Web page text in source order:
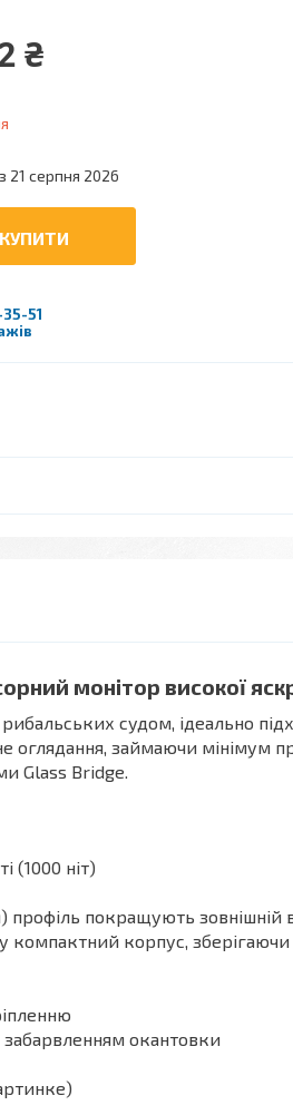
₴
21 серпня 2026
КУПИТИ
51
монітор високої
судом, ідеально
оглядання, займаючи мінімум
Glass Bridge.
(1000 ніт)
покращують зовнішній
корпус, зберігаючи
окантовки